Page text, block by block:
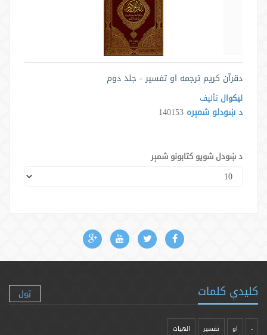
دقرآن کریم ترجمه او تفسیر - جلد دوم
لیکوالتألیف
د ښودلو شمېره 140153
د ښودل شویو کتابونو شمېر
کلیدې کلمات ټول
- او تفسیر الهیات